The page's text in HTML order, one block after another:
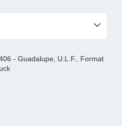
- Guadalupe, U.L.F., Format